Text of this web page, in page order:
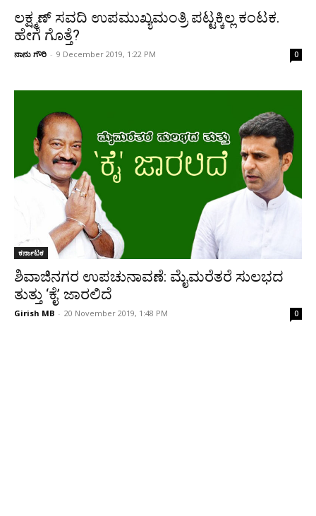
ಲಕ್ಷ್ಮಣ್‌ ಸವದಿ ಉಪಮುಖ್ಯಮಂತ್ರಿ ಪಟ್ಟಕ್ಕಿಲ್ಲ ಕಂಟಕ.
ಹೇಗೆ ಗೊತ್ತೆ?
ನಾನು ಗೌರಿ - 9 December 2019, 1:22 PM 0
ಕರ್ನಾಟಕ
ಶಿವಾಜಿನಗರ ಉಪಚುನಾವಣೆ: ಮೈಮರೆತರೆ ಸುಲಭದ
ತುತ್ತು ‘ಕೈ’ ಜಾರಲಿದೆ
Girish MB - 20 November 2019, 1:48 PM 0